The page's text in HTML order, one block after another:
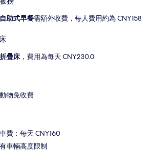
助式早餐需額外收費，每人費用約為 CNY158
折疊床 ，費用為每天 CNY230.0
物免收費
費：每天 CNY160
車輛高度限制